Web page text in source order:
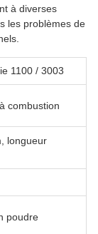
à diverses
les problèmes de
1100 / 3003
combustion
longueur
poudre